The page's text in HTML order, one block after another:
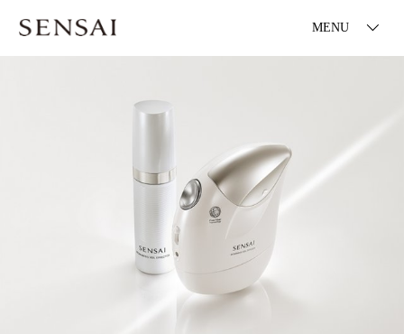
MENU